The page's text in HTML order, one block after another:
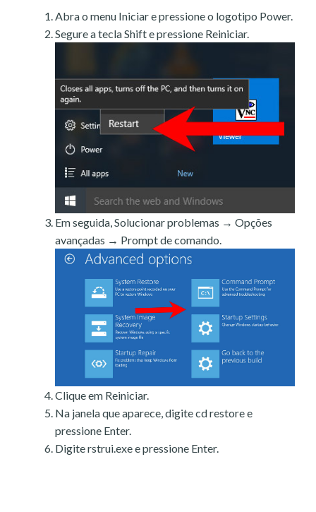
Abra o menu Iniciar e pressione o logotipo Power.
Segure a tecla Shift e pressione Reiniciar.
Em seguida, Solucionar problemas → Opções
avançadas → Prompt de comando.
Clique em Reiniciar.
Na janela que aparece, digite cd restore e
pressione Enter.
Digite rstrui.exe e pressione Enter.